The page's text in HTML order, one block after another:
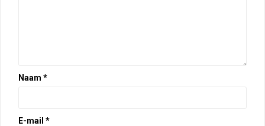
Naam *
E-mail *